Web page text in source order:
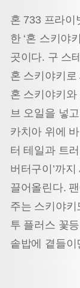
혼 733 프라이
한 ‘혼 스키야
곳이다. 구 스
혼 스키야키
혼 스키야키
브 오일을 넣
카치아 위에
터 테일과 트
버터구이’까
끌어올린다.
주는 스키야
투 플러스 꽃
솥밥에 곁들